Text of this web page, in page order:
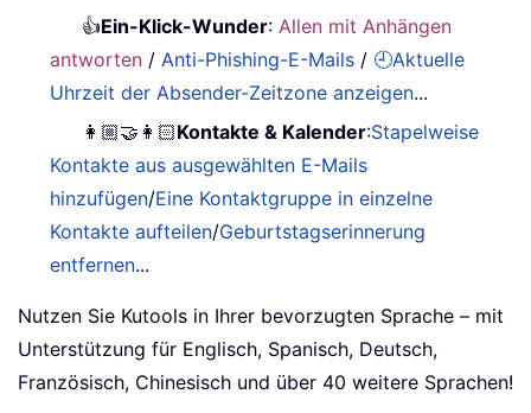
👍Ein-Klick-Wunder: Allen mit Anhängen
antworten / Anti-Phishing-E-Mails / 🕘Aktuelle
Uhrzeit der Absender-Zeitzone anzeigen...
👩🏼‍🤝‍👩🏻Kontakte & Kalender:Stapelweise
Kontakte aus ausgewählten E-Mails
hinzufügen/Eine Kontaktgruppe in einzelne
Kontakte aufteilen/Geburtstagserinnerung
entfernen...
Nutzen Sie Kutools in Ihrer bevorzugten Sprache – mit
Unterstützung für Englisch, Spanisch, Deutsch,
Französisch, Chinesisch und über 40 weitere Sprachen!